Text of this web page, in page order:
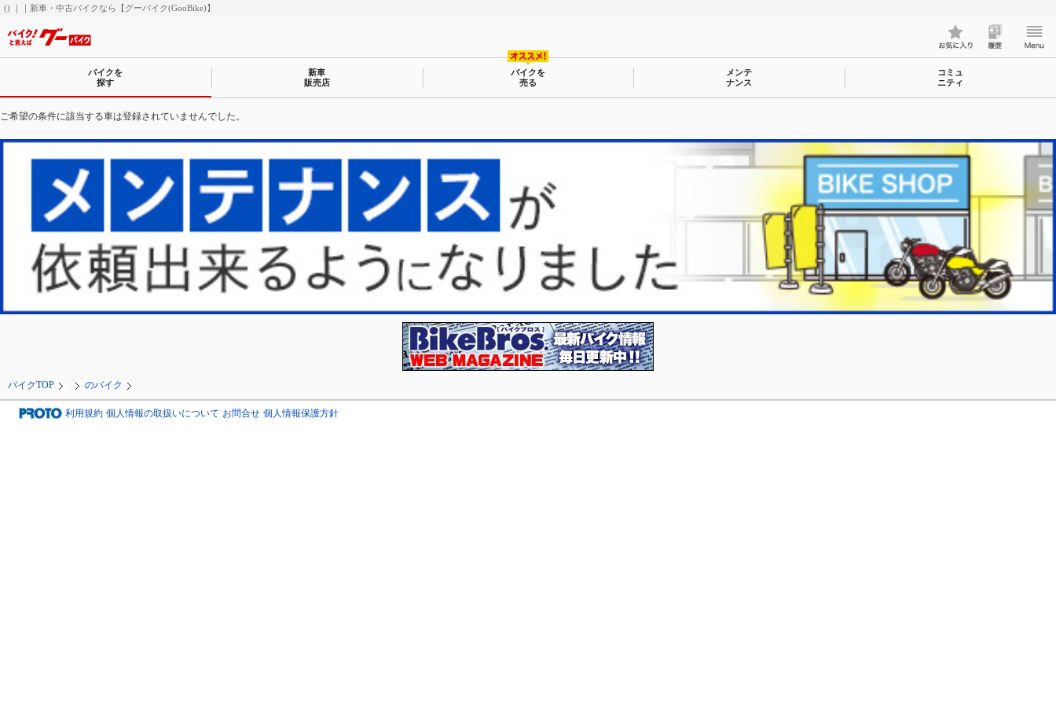
() ｜｜新車・中古バイクなら【グーバイク(GooBike)】
バイクを
探す
新車
販売店
バイクを
売る
メンテ
ナンス
コミュ
ニティ
ご希望の条件に該当する車は登録されていませんでした。
バイクTOP のバイク
利用規約 個人情報の取扱いについて お問合せ 個人情報保護方針